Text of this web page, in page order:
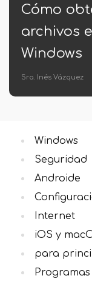
lista de
de
Windows
Seguridad
Androide
Internet
iOS y
para
Programas